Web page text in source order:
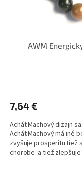
AWM
7,64 €
Achát Machový dizajn
Achát Machový má iné
zvyšuje prosperitu.tiež
chorobe a tiež